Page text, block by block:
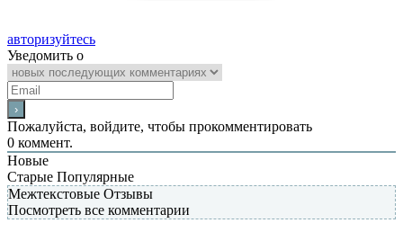
авторизуйтесь
Уведомить о
Пожалуйста, войдите, чтобы прокомментировать
0 коммент.
Новые
Старые Популярные
Межтекстовые Отзывы
Посмотреть все комментарии